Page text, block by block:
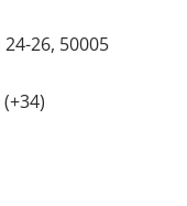
26, 50005